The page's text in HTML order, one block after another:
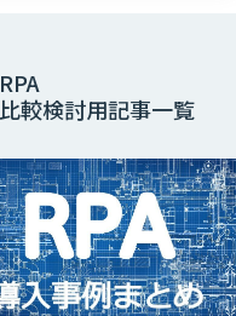
RPA
比較検討用記事一覧